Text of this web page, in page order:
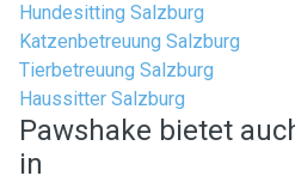
Hundesitting Salzburg
Katzenbetreuung Salzburg
Tierbetreuung Salzburg
Haussitter Salzburg
Pawshake bietet
in